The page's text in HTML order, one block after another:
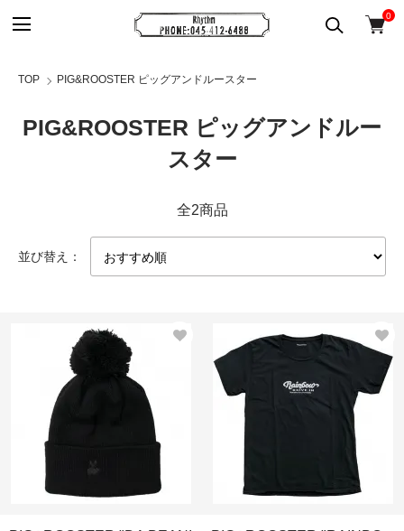
0
TOP PIG&ROOSTER ピッグアンドルースター
PIG&ROOSTER ピッグアンドルー
スター
全2商品
並び替え：